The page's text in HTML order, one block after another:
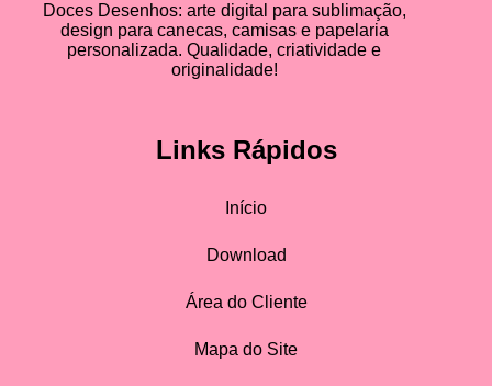
Doces Desenhos: arte digital para sublimação,
design para canecas, camisas e papelaria
personalizada. Qualidade, criatividade e
originalidade!
Links Rápidos
Início
Download
Área do Cliente
Mapa do Site